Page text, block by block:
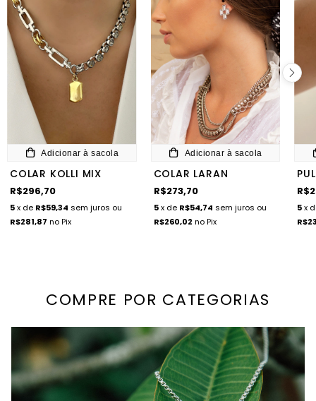
Adicionar à sacola
COLAR KOLLI MIX
R$296,70
5x de R$59,34 sem juros ou
R$281,87 no Pix
Adicionar à sacola
COLAR LARAN
R$273,70
5 x de R$54,74 sem juros ou
R$260,02 no Pix
5 x
COMPRE POR CATEGORIAS